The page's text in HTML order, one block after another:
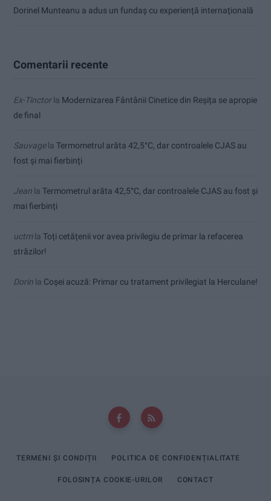
Dorinel Munteanu a adus un fundaș cu experiență internațională
Comentarii recente
Ex-Tinctorla Modernizarea Fântânii Cinetice din Reșița se apropie
de final
Sauvagela Termometrul arăta 42,5°C, dar controalele CJAS au
fost și mai fierbinți
Jean la Termometrul arăta 42,5°C, dar controalele CJAS au fost și
mai fierbinți
uctmla Toți cetățenii vor avea privilegiu de primar la refacerea
străzilor!
Dorin la Coșei acuză: Primar cu tratament privilegiat la Herculane!
TERMENI ȘI CONDIȚII POLITICA DE CONFIDENȚIALITATE
FOLOSINȚA COOKIE-URILOR CONTACT